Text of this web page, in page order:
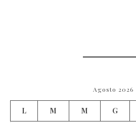
Agosto 2026
L M M G